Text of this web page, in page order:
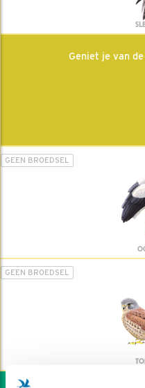
Geniet je van
GEEN BROEDSEL
GEEN BROEDSEL